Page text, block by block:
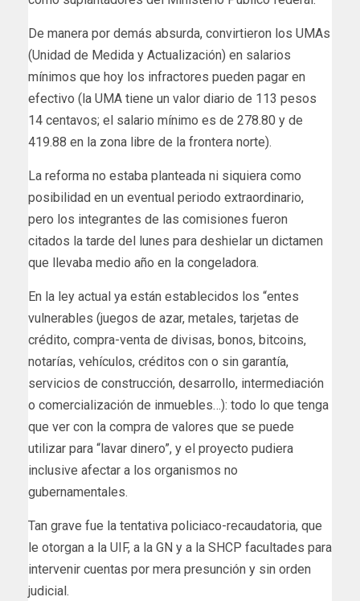
De manera por demás absurda, convirtieron los UMAs
(Unidad de Medida y Actualización) en salarios
mínimos que hoy los infractores pueden pagar en
efectivo (la UMA tiene un valor diario de 113 pesos
14 centavos; el salario mínimo es de 278.80 y de
419.88 en la zona libre de la frontera norte).
La reforma no estaba planteada ni siquiera como
posibilidad en un eventual periodo extraordinario,
pero los integrantes de las comisiones fueron
citados la tarde del lunes para deshielar un dictamen
que llevaba medio año en la congeladora.
En la ley actual ya están establecidos los “entes
vulnerables (juegos de azar, metales, tarjetas de
crédito, compra-venta de divisas, bonos, bitcoins,
notarías, vehículos, créditos con o sin garantía,
servicios de construcción, desarrollo, intermediación
o comercialización de inmuebles…): todo lo que tenga
que ver con la compra de valores que se puede
utilizar para “lavar dinero”, y el proyecto pudiera
inclusive afectar a los organismos no
gubernamentales.
Tan grave fue la tentativa policiaco-recaudatoria, que
le otorgan a la UIF, a la GN y a la SHCP facultades para
intervenir cuentas por mera presunción y sin orden
judicial.